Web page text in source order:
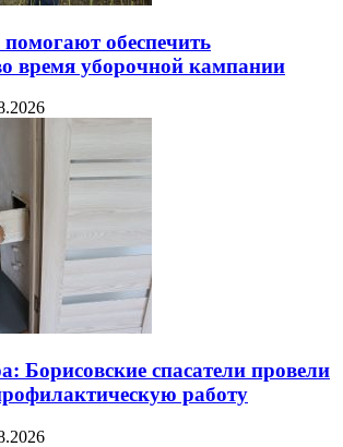
обеспечить
время уборочной кампании
Борисовские спасатели провели
работу